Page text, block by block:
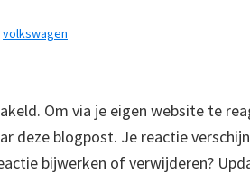
volkswagen
Om via je eigen website te
deze blogpost. Je reactie
bijwerken of verwijderen?